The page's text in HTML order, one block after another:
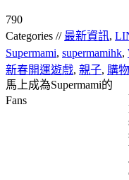
790
Categories // 最新資訊,
Supermami, supermamihk,
新春開運遊戲, 親子, 購
馬上成為Supermami的
Fans